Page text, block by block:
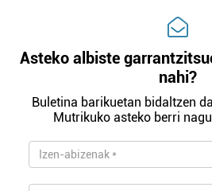
Asteko albiste
nahi?
Buletina barikuetan bidaltzen
Mutrikuko asteko berri